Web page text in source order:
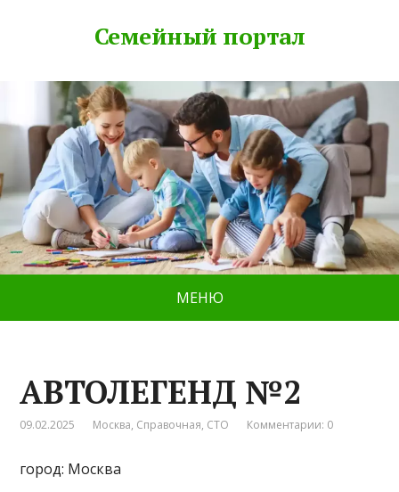
Семейный портал
МЕНЮ
АВТОЛЕГЕНД №2
09.02.2025 Москва, Справочная, СТО Комментарии: 0
город: Москва